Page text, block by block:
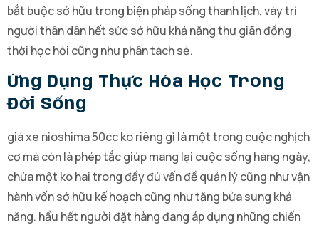
bắt buộc sở hữu trong biện pháp sống thanh lịch, vày trí
người thân dân hết sức sở hữu khả năng thư giãn đồng
thời học hỏi cũng như phân tách sẻ.
Ứng Dụng Thực Hóa Học Trong
Đời Sống
giá xe nioshima 50cc ko riêng gì là một trong cuộc nghịch
cơ mà còn là phép tắc giúp mang lại cuộc sống hàng ngày,
chứa một ko hai trong đầy đủ vấn đề quản lý cũng như vận
hành vốn sở hữu kế hoạch cũng như tăng bửa sung khả
năng. hầu hết người đặt hàng đang áp dụng những chiến